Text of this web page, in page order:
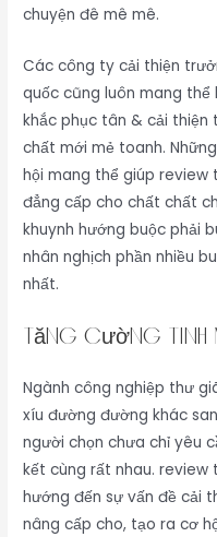
chuyện đê mê mê.
Các công ty cải thiện
quốc cũng luôn mang thể
khắc phục tân & cải thiện
chất mới mẻ toanh.
hội mang thể giúp review
đẳng cấp cho chất chất
khuynh hướng buộc phải
nhân nghịch phần nhiều
nhất.
Tăng cường tính
Ngành công nghiệp thư
xíu đường đường khác
người chọn chưa chỉ yêu
kết cùng rất nhau. review
hướng đến sự vấn đề cải
nâng cấp cho, tạo ra cơ